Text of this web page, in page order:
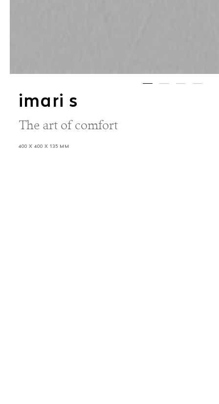
imari s
The art of comfort
400 X 400 X 135 MM